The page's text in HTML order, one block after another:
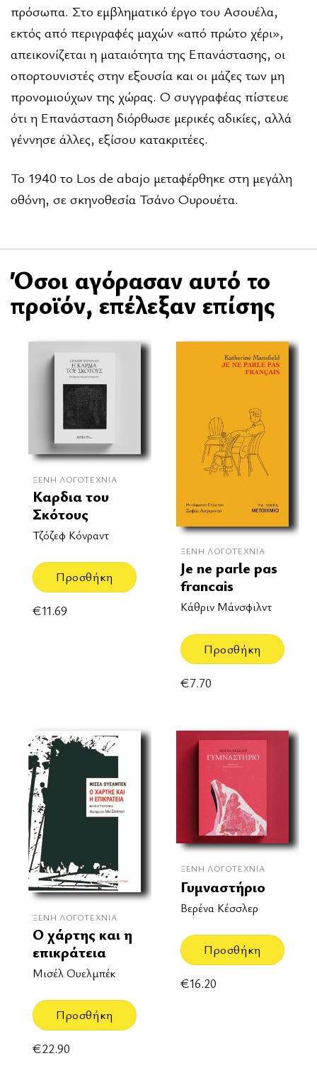
πρόσωπα. Στο εμβληματικό έργο του Ασουέλα,
εκτός από περιγραφές μαχών «από πρώτο χέρι»,
απεικονίζεται η ματαιότητα της Επανάστασης, οι
οπορτουνιστές στην εξουσία και οι μάζες των μη
προνομιούχων της χώρας. Ο συγγραφέας πίστευε
ότι η Επανάσταση διόρθωσε μερικές αδικίες, αλλά
γέννησε άλλες, εξίσου κατακριτέες.
Το 1940 το Los de abajo μεταφέρθηκε στη μεγάλη
οθόνη, σε σκηνοθεσία Τσάνο Ουρουέτα.
Όσοι αγόρασαν αυτό το
προϊόν, επέλεξαν επίσης
ΞΈΝΗ ΛΟΓΟΤΕΧΝΊΑ
Καρδια του
Σκότους
Τζόζεφ Κόνραντ
Προσθήκη
€11.69
ΞΈΝΗ ΛΟΓΟΤΕΧΝΊΑ
Je ne parle pas
francais
Κάθριν Μάνσφιλντ
Προσθήκη
€7.70
ΞΈΝΗ ΛΟΓΟΤΕΧΝΊΑ
Ο χάρτης και η
επικράτεια
Μισέλ Ουελμπέκ
Προσθήκη
€22.90
ΞΈΝΗ ΛΟΓΟΤΕΧΝΊΑ
Γυμναστήριο
Βερένα Κέσσλερ
Προσθήκη
€16.20